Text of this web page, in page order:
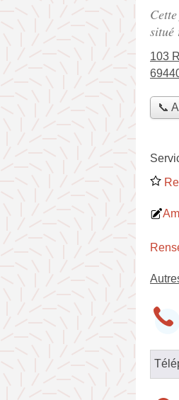
situé
103
📞